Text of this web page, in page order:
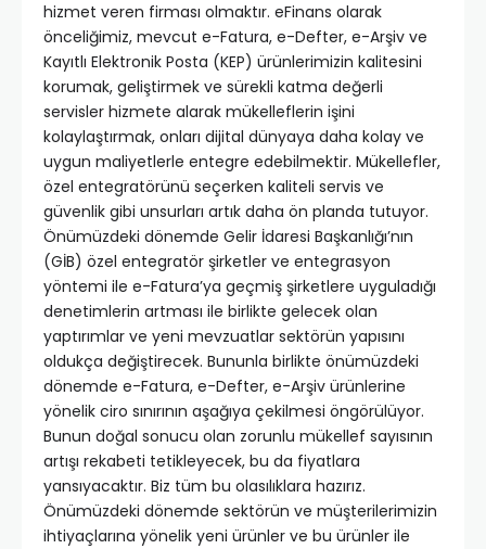
hizmet veren firması olmaktır. eFinans olarak
önceliğimiz, mevcut e-Fatura, e-Defter, e-Arşiv ve
Kayıtlı Elektronik Posta (KEP) ürünlerimizin kalitesini
korumak, geliştirmek ve sürekli katma değerli
servisler hizmete alarak mükelleflerin işini
kolaylaştırmak, onları dijital dünyaya daha kolay ve
uygun maliyetlerle entegre edebilmektir. Mükellefler,
özel entegratörünü seçerken kaliteli servis ve
güvenlik gibi unsurları artık daha ön planda tutuyor.
Önümüzdeki dönemde Gelir İdaresi Başkanlığı’nın
(GİB) özel entegratör şirketler ve entegrasyon
yöntemi ile e-Fatura’ya geçmiş şirketlere uyguladığı
denetimlerin artması ile birlikte gelecek olan
yaptırımlar ve yeni mevzuatlar sektörün yapısını
oldukça değiştirecek. Bununla birlikte önümüzdeki
dönemde e-Fatura, e-Defter, e-Arşiv ürünlerine
yönelik ciro sınırının aşağıya çekilmesi öngörülüyor.
Bunun doğal sonucu olan zorunlu mükellef sayısının
artışı rekabeti tetikleyecek, bu da fiyatlara
yansıyacaktır. Biz tüm bu olasılıklara hazırız.
Önümüzdeki dönemde sektörün ve müşterilerimizin
ihtiyaçlarına yönelik yeni ürünler ve bu ürünler ile